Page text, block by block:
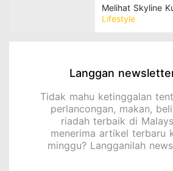
Lifestyle
Melihat Skyline
Langgan
Tidak mahu ketinggalan
perlancongan, makan,
riadah terbaik di
menerima artikel terbaru
minggu? Langganilah